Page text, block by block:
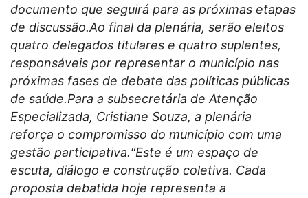
documento que seguirá para as próximas etapas
de discussão.Ao final da plenária, serão eleitos
quatro delegados titulares e quatro suplentes,
responsáveis por representar o município nas
próximas fases de debate das políticas públicas
de saúde.Para a subsecretária de Atenção
Especializada, Cristiane Souza, a plenária
reforça o compromisso do município com uma
gestão participativa.“Este é um espaço de
escuta, diálogo e construção coletiva. Cada
proposta debatida hoje representa a